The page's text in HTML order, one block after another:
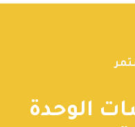
الوحدة